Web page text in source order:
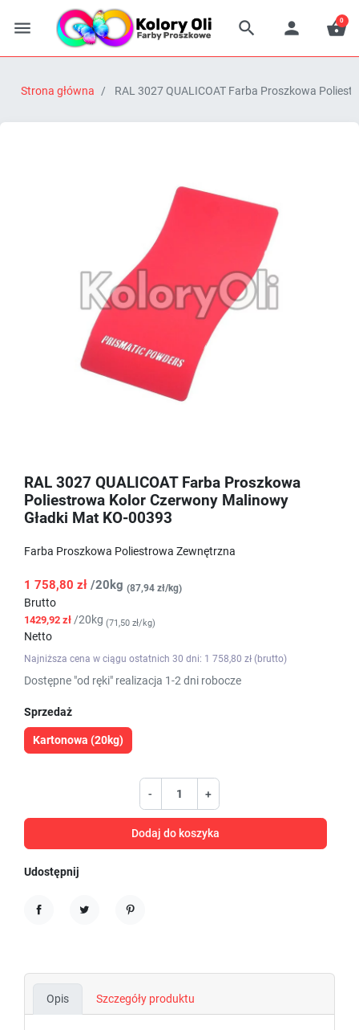
   
0
Strona główna RAL 3027 QUALICOAT Farba Proszkowa
RAL 3027 QUALICOAT Farba Proszkowa
Poliestrowa Kolor Czerwony Malinowy
Gładki Mat KO-00393
Farba Proszkowa Poliestrowa Zewnętrzna
1 758,80 zł /20kg (87,94 zł/kg)
Brutto
1429,92 zł /20kg (71,50 zł/kg)
Netto
Najniższa cena w ciągu ostatnich 30 dni: 1 758,80 zł (brutto)
Dostępne "od ręki" realizacja 1-2 dni robocze
Sprzedaż
Kartonowa (20kg)
- +
Dodaj do koszyka
Udostępnij
Opis Szczegóły produktu